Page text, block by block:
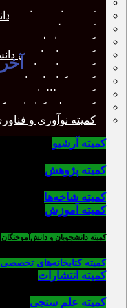
کمیته دانشجویان و
کمیته علم سنجی
کمیته روابط عمومی
کمیته سازماندهی
کمیته شاخه‌ها
کمیته کتابخانه‌های
کمیته مطالعات صنفی
کمیته ملی کتابداری
کمیته نوآوری و
کمیته آرشیو
کمیته پژوهش
کمیته شاخه‌ها
کمیته آموزش
کمیته دانشجویان و دانش‌آموختگان
کمیته کتابخانه‌های تخصصی
کمیته انتشارات
کمیته علم سنجی